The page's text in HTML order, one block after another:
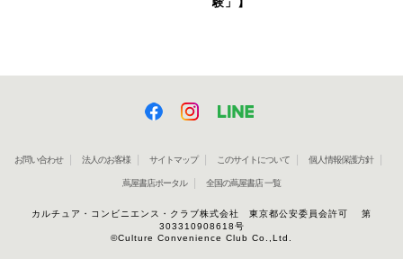
お問い合わせ 法人のお客様 サイトマップ このサイトについて 個人情報保護方針
蔦屋書店ポータル 全国の蔦屋書店 一覧
カルチュア・コンビニエンス・クラブ株式会社 東京都公安委員会許可 第
303310908618号
©Culture Convenience Club Co.,Ltd.